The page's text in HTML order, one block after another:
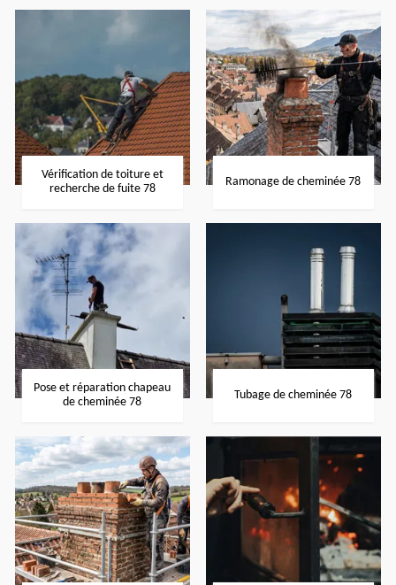
Vérification de toiture et
recherche de fuite 78
Ramonage de cheminée 78
Pose et réparation chapeau
de cheminée 78
Tubage de cheminée 78